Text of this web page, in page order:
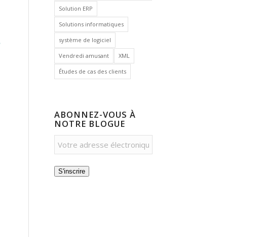
Solution ERP
Solutions informatiques
système de logiciel
Vendredi amusant XML
Études de cas des clients
ABONNEZ-VOUS À
NOTRE BLOGUE
S'inscrire